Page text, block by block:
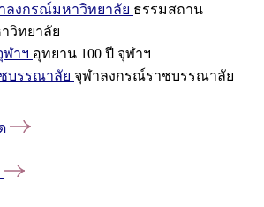
ลงกรณ์มหาวิทยาลัย ธรรมสถาน
วิทยาลัย
ฬาฯ อุทยาน 100 ปี จุฬาฯ
บรรณาลัย จุฬาลงกรณ์ราชบรรณาลัย